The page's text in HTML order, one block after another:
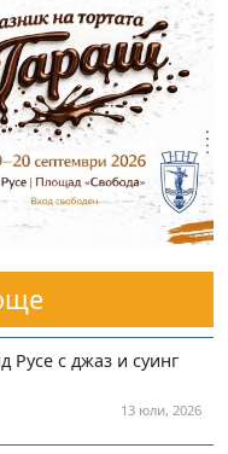
с джаз и суинг
13 юли, 2026